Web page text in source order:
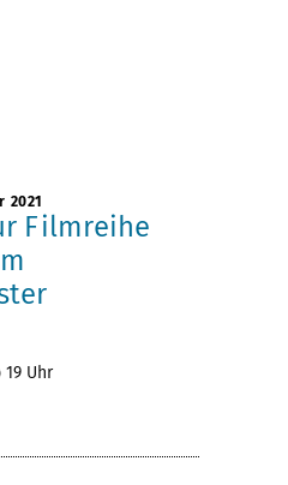
2021
Filmreihe
Uhr